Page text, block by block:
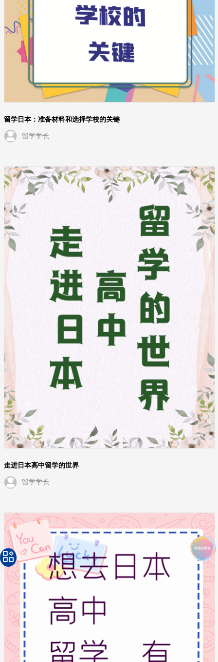
留学日本：准备材料和选择学校的关键
留学学长
走进日本高中留学的世界
留学学长